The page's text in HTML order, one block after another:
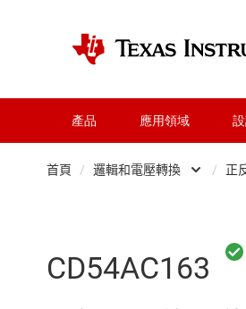
產品 應用領域
首頁 / 邏輯和電壓轉換
交換器與
/ 正
CD54AC163